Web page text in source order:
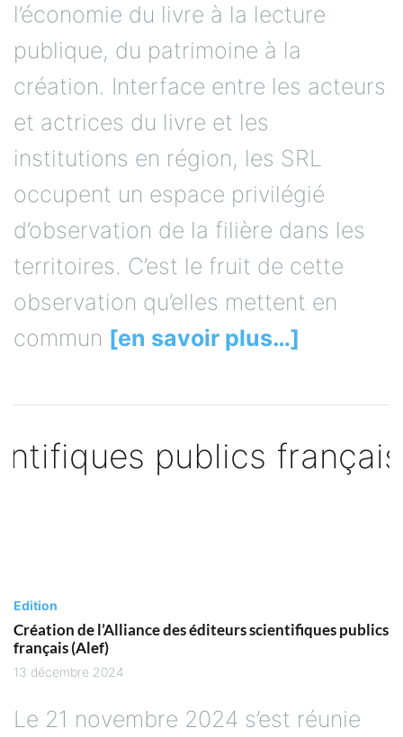
l’économie du livre à la lecture
publique, du patrimoine à la
création. Interface entre les acteurs
et actrices du livre et les
institutions en région, les SRL
occupent un espace privilégié
d’observation de la filière dans les
territoires. C’est le fruit de cette
observation qu’elles mettent en
commun [en savoir plus…]
Edition
Création de l’Alliance des éditeurs scientifiques publics
français (Alef)
13 décembre 2024
Le 21 novembre 2024 s’est réunie